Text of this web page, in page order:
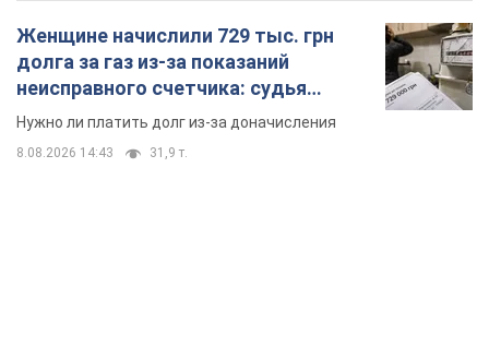
Женщине начислили 729 тыс. грн
долга за газ из-за показаний
неисправного счетчика: судья
вынес неожиданное решение
Нужно ли платить долг из-за доначисления
8.08.2026 14:43 31,9 т.